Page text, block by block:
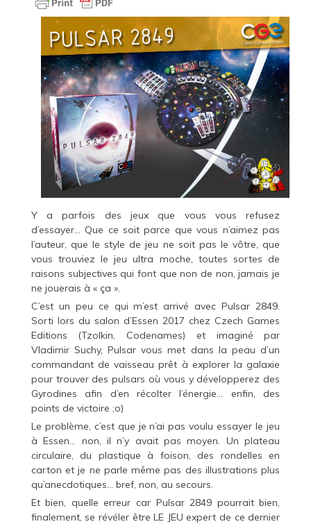
Y a parfois des jeux que vous vous refusez
d’essayer… Que ce soit parce que vous n’aimez pas
l’auteur, que le style de jeu ne soit pas le vôtre, que
vous trouviez le jeu ultra moche, toutes sortes de
raisons subjectives qui font que non de non, jamais je
ne jouerais à « ça ».
C’est un peu ce qui m’est arrivé avec Pulsar 2849.
Sorti lors du salon d’Essen 2017 chez Czech Games
Editions (Tzolkin, Codenames) et imaginé par
Vladimir Suchy, Pulsar vous met dans la peau d’un
commandant de vaisseau prêt à explorer la galaxie
pour trouver des pulsars où vous y développerez des
Gyrodines afin d’en récolter l’énergie… enfin, des
points de victoire ;o)
Le problème, c’est que je n’ai pas voulu essayer le jeu
à Essen… non, il n’y avait pas moyen. Un plateau
circulaire, du plastique à foison, des rondelles en
carton et je ne parle même pas des illustrations plus
qu’anecdotiques… bref, non, au secours.
Et bien, quelle erreur car Pulsar 2849 pourrait bien,
finalement, se révéler être LE JEU expert de ce dernier